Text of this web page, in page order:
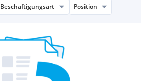
Beschäftigungsart Position